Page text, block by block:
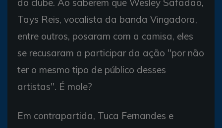
Tays Reis, vocalista da banda Vingadora,
entre outros, posaram com a camisa, eles
se recusaram a participar da ação "por não
ter o mesmo tipo de público desses
artistas". É mole?
Em contrapartida, Tuca Fernandes e